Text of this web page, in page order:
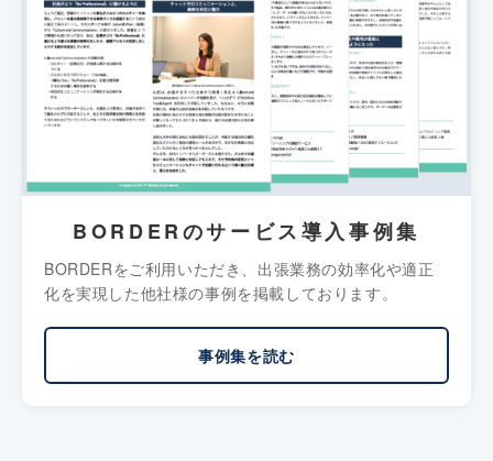
BORDERのサービス導入事例集
BORDERをご利用いただき、出張業務の効率化や適正
化を実現した他社様の事例を掲載しております。
事例集を読む